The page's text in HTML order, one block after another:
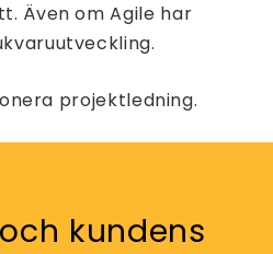
Även om Agile har
projektledning.
kundens